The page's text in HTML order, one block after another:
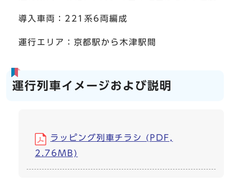
導入車両：221系6両編成
運行エリア：京都駅から木津駅間
運行列車イメージおよび説明
ラッピング列車チラシ (PDF,
2.76MB)